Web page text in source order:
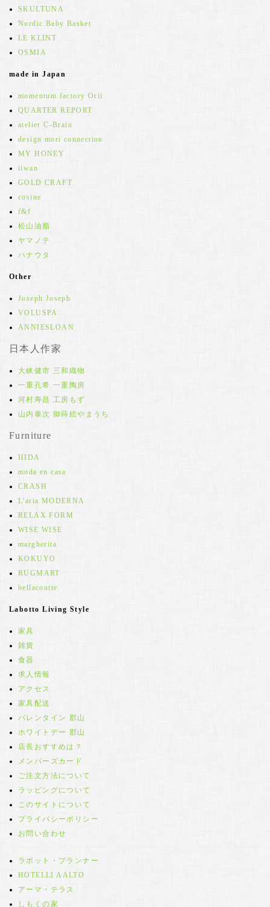
SKULTUNA
Nordic Baby Basket
LE KLINT
OSMIA
made in Japan
momentum factory Orii
QUARTER REPORT
atelier C-Brain
design mori connection
MY HONEY
iiwan
GOLD CRAFT
cosine
f&f
松山油脂
ヤマノテ
ハナウタ
Other
Joseph Joseph
VOLUSPA
ANNIESLOAN
日本人作家
大峡健市 三和織物
一重孔希 一重陶房
河村寿昌 工房もず
山内泰次 御蒔絵やまうち
Furniture
HIDA
moda en casa
CRASH
L'aria MODERNA
RELAX FORM
WISE WISE
margherita
KOKUYO
RUGMART
bellacontte
Labotto Living Style
家具
雑貨
食器
求人情報
アクセス
家具配送
バレンタイン 郡山
ホワイトデー 郡山
店長おすすめは？
メンバーズカード
ご注文方法について
ラッピングについて
このサイトについて
プライバシーポリシー
お問い合わせ
ラボット・プランナー
HOTELLI AALTO
アーマ・テラス
しもくの家